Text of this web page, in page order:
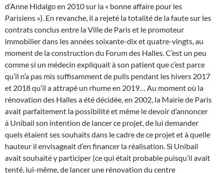
d’Anne Hidalgo en 2010 sur la « bonne affaire pour les
Parisiens »). En revanche, il a rejeté la totalité de la faute sur les
contrats conclus entre la Ville de Paris et le promoteur
immobilier dans les années soixante-dix et quatre-vingts, au
moment de la construction du Forum des Halles. C’est un peu
comme si un médecin expliquait à son patient que c’est parce
qu’il n’a pas mis suffisamment de pulls pendant les hivers 2017
et 2018 qu’il a attrapé un rhume en 2019… Au moment où la
rénovation des Halles a été décidée, en 2002, la Mairie de Paris
avait parfaitement la possibilité et même le devoir d’annoncer
à Unibail son intention de lancer ce projet, de lui demander
quels étaient ses souhaits dans le cadre de ce projet et à quelle
hauteur il envisageait d’en financer la réalisation. Si Unibail
avait souhaité y participer (ce qui était probable puisqu’il avait
tenté, lui-même, de lancer une rénovation du centre